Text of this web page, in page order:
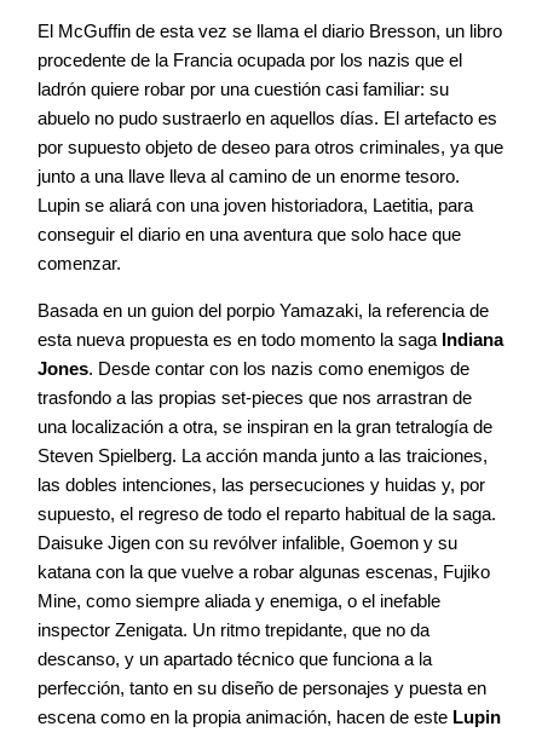
El McGuffin de esta vez se llama el diario Bresson, un libro
procedente de la Francia ocupada por los nazis que el
ladrón quiere robar por una cuestión casi familiar: su
abuelo no pudo sustraerlo en aquellos días. El artefacto es
por supuesto objeto de deseo para otros criminales, ya que
junto a una llave lleva al camino de un enorme tesoro.
Lupin se aliará con una joven historiadora, Laetitia, para
conseguir el diario en una aventura que solo hace que
comenzar.
Basada en un guion del porpio Yamazaki, la referencia de
esta nueva propuesta es en todo momento la saga Indiana
Jones. Desde contar con los nazis como enemigos de
trasfondo a las propias set-pieces que nos arrastran de
una localización a otra, se inspiran en la gran tetralogía de
Steven Spielberg. La acción manda junto a las traiciones,
las dobles intenciones, las persecuciones y huidas y, por
supuesto, el regreso de todo el reparto habitual de la saga.
Daisuke Jigen con su revólver infalible, Goemon y su
katana con la que vuelve a robar algunas escenas, Fujiko
Mine, como siempre aliada y enemiga, o el inefable
inspector Zenigata. Un ritmo trepidante, que no da
descanso, y un apartado técnico que funciona a la
perfección, tanto en su diseño de personajes y puesta en
escena como en la propia animación, hacen de este Lupin